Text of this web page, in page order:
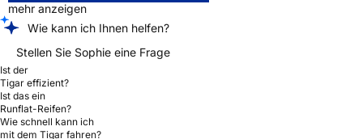
mehr anzeigen
Wie kann ich Ihnen helfen?
Stellen Sie Sophie eine Frage
Ist der
Tigar effizient?
Ist das ein
Runflat-Reifen?
Wie schnell kann ich
mit dem Tigar fahren?